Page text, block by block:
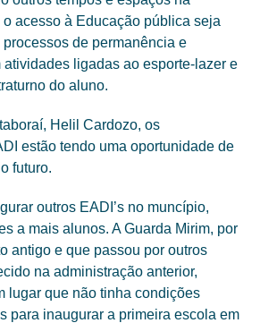
acesso à Educação pública seja
de permanência e
ligadas ao esporte-lazer e
do aluno.
Helil Cardozo, os
estão tendo uma oportunidade de
futuro.
outros EADI’s no muncípio,
a mais alunos. A Guarda Mirim, por
antigo e que passou por outros
na administração anterior,
lugar que não tinha condições
para inaugurar a primeira escola em